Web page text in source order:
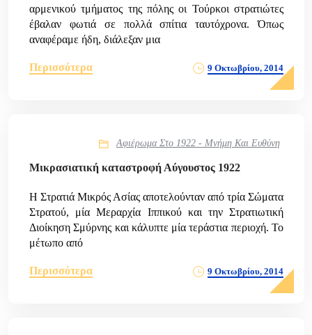
αρμενικού τμήματος της πόλης οι Τούρκοι στρατιώτες
έβαλαν φωτιά σε πολλά σπίτια ταυτόχρονα. Όπως
αναφέραμε ήδη, διάλεξαν μια
Περισσότερα 9 Οκτωβρίου, 2014
Αφιέρωμα Στο 1922 - Μνήμη Και Ευθύνη
Μικρασιατική καταστροφή Αύγουστος 1922
Η Στρατιά Μικρός Ασίας αποτελούνταν από τρία Σώματα
Στρατού, μία Μεραρχία Ιππικού και την Στρατιωτική
Διοίκηση Σμύρνης και κάλυπτε μία τεράστια περιοχή. Το
μέτωπο από
Περισσότερα 9 Οκτωβρίου, 2014